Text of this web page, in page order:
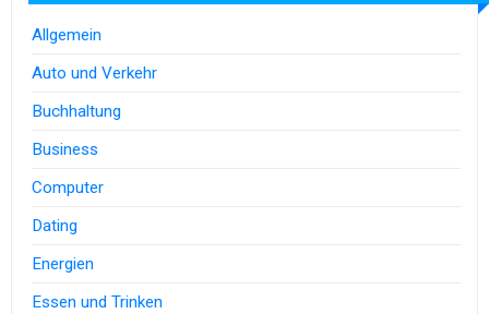
Allgemein
Auto und Verkehr
Buchhaltung
Business
Computer
Dating
Energien
Essen und Trinken